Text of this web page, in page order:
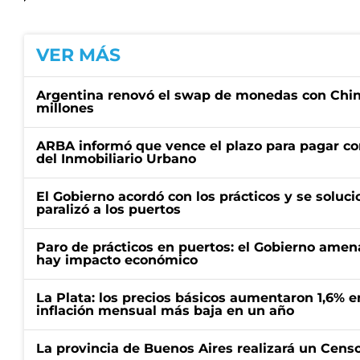
VER MÁS
Argentina renovó el swap de monedas con
millones
ARBA informó que vence el plazo para pagar
del Inmobiliario Urbano
El Gobierno acordó con los prácticos y se
paralizó a los puertos
Paro de prácticos en puertos: el Gobierno
hay impacto económico
La Plata: los precios básicos aumentaron 1,6%
inflación mensual más baja en un año
La provincia de Buenos Aires realizará un